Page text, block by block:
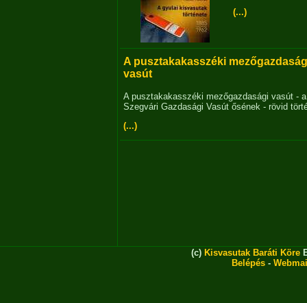
(...)
A pusztakakasszéki
vasút
A pusztakakasszéki mezőgazdasági vasút - a
Szegvári Gazdasági Vasút ősének - rövid
(...)
(c) Kisvasutak Baráti Köre
Belépés -